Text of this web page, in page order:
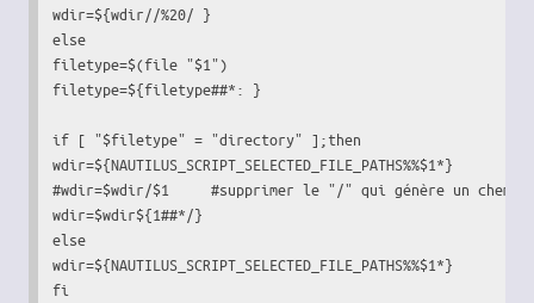
wdir=${wdir//%20/ }
else
filetype=$(file "$1")
filetype=${filetype##*: }
if [ "$filetype" = "directory" ] ;then
wdir=${NAUTILUS_SCRIPT_SELECTED_FILE_PATHS%%$1*}
#wdir=$wdir/$1     #supprimer le "/" qui génère un chemin
wdir=$wdir${1##*/}
else
wdir=${NAUTILUS_SCRIPT_SELECTED_FILE_PATHS%%$1*}
fi